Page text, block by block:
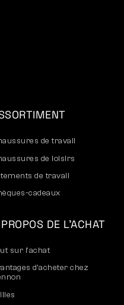
de travail
de loisirs
de travail
cadeaux
DE L’ACHAT
sur l’achat
d’acheter chez